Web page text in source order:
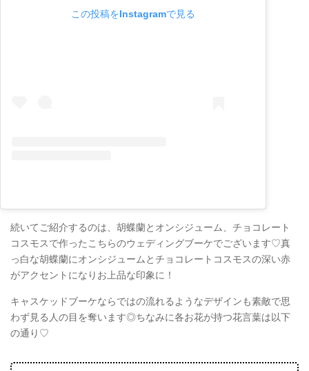
この投稿をInstagramで見る
続いてご紹介するのは、胡蝶蘭とオンシジューム、チョコレート
コスモスで作ったこちらのウェディングブーケでございます♡真
っ白な胡蝶蘭にオンシジュームとチョコレートコスモスの深い赤
がアクセントになりお上品な印象に！
キャスケッドブーケならではの流れるようなデザインも素敵で思
わず見る人の目を奪います◎ちなみに各お花が持つ花言葉は以下
の通り♡